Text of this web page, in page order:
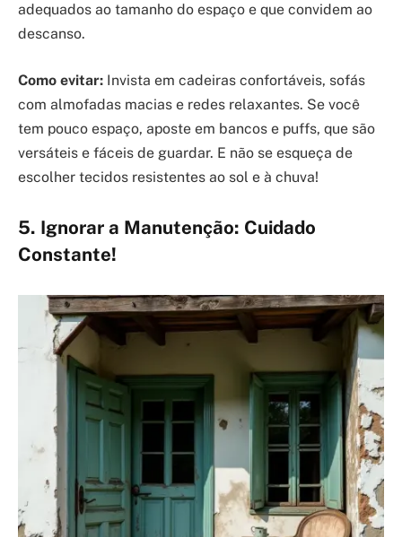
adequados ao tamanho do espaço e que convidem ao
descanso.
Como evitar: Invista em cadeiras confortáveis, sofás
com almofadas macias e redes relaxantes. Se você
tem pouco espaço, aposte em bancos e puffs, que são
versáteis e fáceis de guardar. E não se esqueça de
escolher tecidos resistentes ao sol e à chuva!
5. Ignorar a Manutenção: Cuidado
Constante!